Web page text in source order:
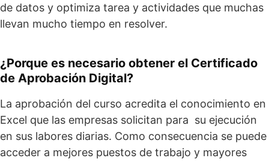
de datos y optimiza tarea y actividades que muchas
llevan mucho tiempo en resolver.
¿Porque es necesario obtener el Certificado
de Aprobación Digital?
La aprobación del curso acredita el conocimiento en
Excel que las empresas solicitan para su ejecución
en sus labores diarias. Como consecuencia se puede
acceder a mejores puestos de trabajo y mayores